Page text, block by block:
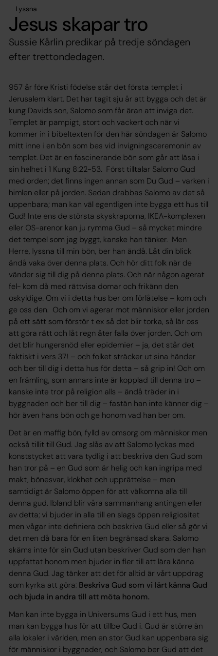
Lyssna
Jesus skapar tro
Sussie Kårlin predikar på tredje söndagen
efter trettondedagen.
957 år före Kristi födelse står det första templet i
Jerusalem klart. Det har tagit sju år att bygga och det är
kung Davids son, Salomo som får äran att inviga det.
Templet är pampigt, stort och vackert och när vi
kommer in i bibeltexten för den här söndagen är Salomo
mitt inne i en bön som bes vid invigningsceremonin av
templet. Det är en fascinerande bön som går att läsa i
sin helhet i 1 Kung 8:22-53. Först tilltalar Salomo Gud
med orden; det finns ingen annan som Du Gud – varken i
himlen eller på jorden. Sedan drabbas Salomo av det så
uppenbara; man kan väl egentligen inte bygga ett hus till
Gud! Inte ens de största skyskraporna, IKEA-komplexen
eller OS-arenor kan ju rymma Gud – så mycket mindre
det tempel som jag byggt, kanske han tänker. Men
Herre, lyssna till min bön, ber han ändå. Låt din blick
ändå vaka över denna plats. Och hör ditt folk när de
vänder sig till dig på denna plats. Och när någon agerat
fel- kom då med rättvisa domar och frikänn den
oskyldige. Om vi i detta hus ber om förlåtelse – kom och
ge oss den. Och om vi agerar mot människor eller jorden
på ett sätt som förstör t ex så det blir torka, så lär oss
att göra rätt och låt regn åter falla över jorden. Och om
det blir hungersnöd eller epidemier – ja, det står det
faktiskt i vers 37! – och folket sträcker ut sina händer
och ber till dig i detta hus för detta – så grip in! Och om
en främling, som annars inte är kopplad till denna tro –
kanske inte tror på religion alls – ändå träder in i
byggnaden och ber till dig – fastän han inte känner dig –
hör även hans bön och ge honom vad han ber om.
Det är en maffig bön, fylld av omsorg om människor men
också tillit till Gud. Jag slås av att Salomo lyckas med
konststycket att vara tydlig i att beskriva den Gud som
han tror på – en Gud som är helig och kan ingripa med
makt, bönesvar, klokhet och upprättelse – men
samtidigt är Salomo öppen för att välkomna alla till
denna gud. Ibland blir våra sammanhang antingen eller
av detta; vi bjuder in alla till en slags öppen religiositet
men vågar inte definiera och beskriva Gud eller så gör vi
det men då bara för en liten begränsad skara. Salomo
skäms inte för sin Gud utan beskriver Gud som den han
uppfattat honom men bjuder in fler till att lära känna
denna Gud. Jag tänker att det för alltid är vårt uppdrag
som kyrka att göra: Beskriva Gud som vi lärt känna Gud
och bjuda in andra till att möta honom.
Man kan inte bygga in Universums Gud i ett hus, men
man kan bygga hus för att tillbe Gud i. Gud är större än
alla lokaler i världen, men en stor Gud kan uppenbara sig
för människor i byggnader, och Salomo ber Gud att det